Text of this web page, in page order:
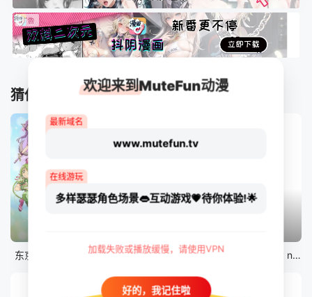
猜你喜欢
东京猫猫 NEW～♡ 真・进化果 实不知不觉踏上胜利的人生 剧场版 Fate/stay night [Heaven&#039;s Feel] III.spring song
欢迎来到MuteFun动漫
最新域名
www.mutefun.tv
在线游玩
多样瑟瑟角色场景👄互动游戏💗待你体验!🌟
加载失败或播放缓慢，请使用VPN
好的，我记住啦